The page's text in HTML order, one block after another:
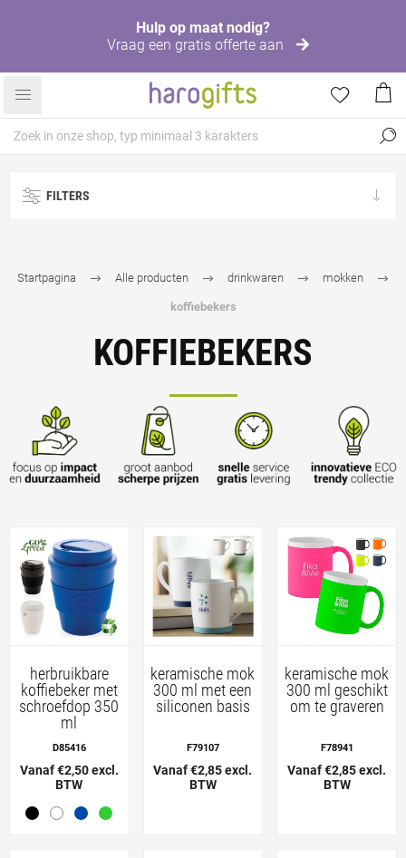
Hulp op maat nodig?
Vraag een gratis offerte aan
FILTERS
Startpagina Alle producten drinkwaren mokken
koffiebekers
KOFFIEBEKERS
herbruikbare
koffiebeker met
schroefdop 350
ml
D85416
Vanaf €2,50 excl.
BTW
keramische mok
300 ml met een
siliconen basis
F79107
Vanaf €2,85 excl.
BTW
keramische mok
300 ml geschikt
om te graveren
F78941
Vanaf €2,85 excl.
BTW